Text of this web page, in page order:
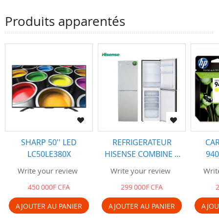
Produits apparentés
SHARP 50'' LED
LC50LE380X
Write your review
450 000F CFA
AJOUTER AU PANIER
REFRIGERATEUR
HISENSE COMBINE 4
34 DC4SA
Write your review
299 000F CFA
AJOUTER AU PANIER